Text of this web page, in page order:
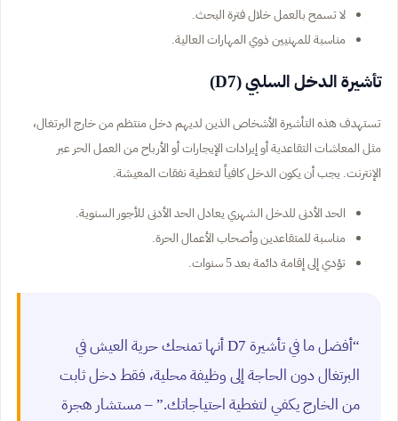
لا تسمح بالعمل خلال فترة البحث.
مناسبة للمهنيين ذوي المهارات العالية.
تأشيرة الدخل السلبي (D7)
تستهدف هذه التأشيرة الأشخاص الذين لديهم دخل منتظم من خارج البرتغال،
مثل المعاشات التقاعدية أو إيرادات الإيجارات أو الأرباح من العمل الحر عبر
الإنترنت. يجب أن يكون الدخل كافياً لتغطية نفقات المعيشة.
الحد الأدنى للدخل الشهري يعادل الحد الأدنى للأجور السنوية.
مناسبة للمتقاعدين وأصحاب الأعمال الحرة.
تؤدي إلى إقامة دائمة بعد 5 سنوات.
“أفضل ما في تأشيرة D7 أنها تمنحك حرية العيش في
البرتغال دون الحاجة إلى وظيفة محلية، فقط دخل ثابت
من الخارج يكفي لتغطية احتياجاتك.” – مستشار هجرة